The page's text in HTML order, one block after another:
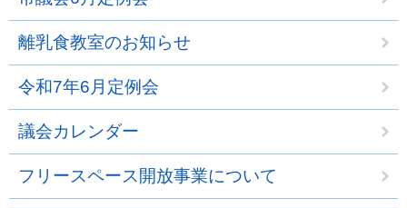
離乳食教室のお知らせ
令和7年6月定例会
議会カレンダー
フリースペース開放事業について